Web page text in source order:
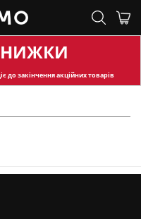
до закінчення акційних товарів